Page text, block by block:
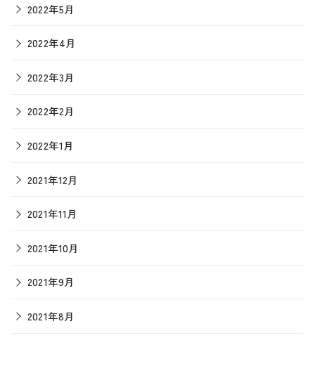
2022年5月
2022年4月
2022年3月
2022年2月
2022年1月
2021年12月
2021年11月
2021年10月
2021年9月
2021年8月